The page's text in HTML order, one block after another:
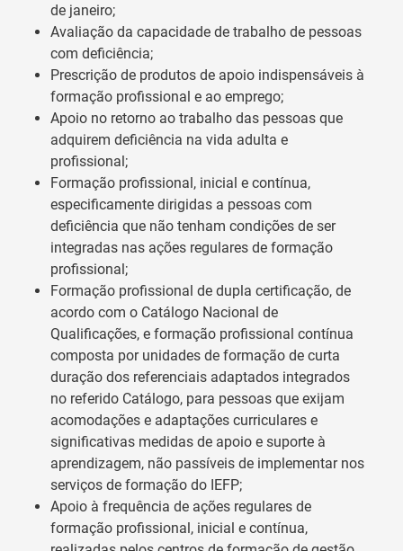
de janeiro;
Avaliação da capacidade de trabalho de pessoas
com deficiência;
Prescrição de produtos de apoio indispensáveis à
formação profissional e ao emprego;
Apoio no retorno ao trabalho das pessoas que
adquirem deficiência na vida adulta e
profissional;
Formação profissional, inicial e contínua,
especificamente dirigidas a pessoas com
deficiência que não tenham condições de ser
integradas nas ações regulares de formação
profissional;
Formação profissional de dupla certificação, de
acordo com o Catálogo Nacional de
Qualificações, e formação profissional contínua
composta por unidades de formação de curta
duração dos referenciais adaptados integrados
no referido Catálogo, para pessoas que exijam
acomodações e adaptações curriculares e
significativas medidas de apoio e suporte à
aprendizagem, não passíveis de implementar nos
serviços de formação do IEFP;
Apoio à frequência de ações regulares de
formação profissional, inicial e contínua,